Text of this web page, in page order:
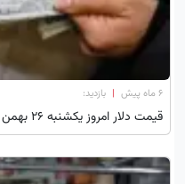
۶ ماه پیش | بازدید:
قیمت دلار امروز یکشنبه 26 بهمن 1404 / دلار ارزان شد